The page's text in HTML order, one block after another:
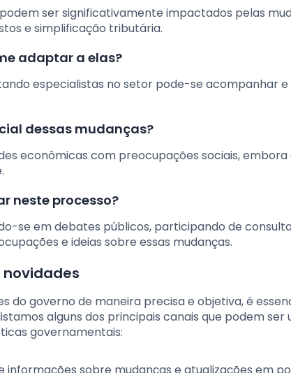
ser significativamente impactados pelas
e simplificação tributária.
adaptar a elas?
especialistas no setor pode-se acompanhar e
dessas mudanças?
econômicas com preocupações sociais, embora
neste processo?
se em debates públicos, participando de
e ideias sobre essas mudanças.
do governo de maneira precisa e objetiva, é
alguns dos principais canais que podem ser
governamentais: